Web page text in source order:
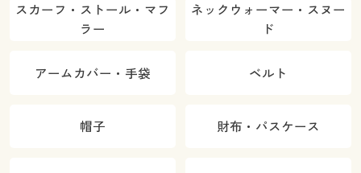
スカーフ・ストール・マフ
ラー
ネックウォーマー・スヌー
ド
アームカバー・手袋 ベルト
帽子 財布・パスケース